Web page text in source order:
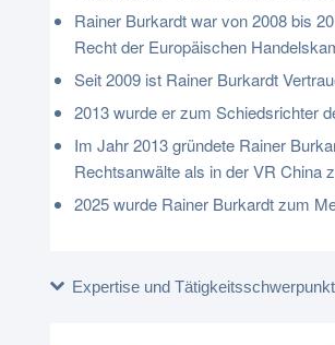
Rainer Burkardt war von 2008 bis
Recht der Europäischen
Seit 2009 ist Rainer Burkardt
2013 wurde er zum Schiedsrichter
Im Jahr 2013 gründete Rainer
Rechtsanwälte als in der VR China
2025 wurde Rainer Burkardt zum
Expertise und